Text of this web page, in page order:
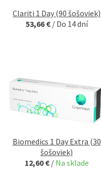
Clariti 1 Day (90 šošoviek)
53,66 € / Do 14 dní
Biomedics 1 Day Extra (30
šošoviek)
12,60 € / Na sklade